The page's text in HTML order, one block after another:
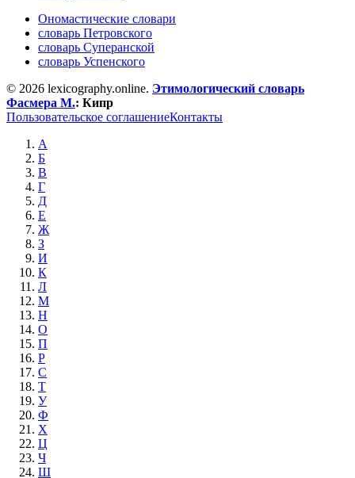
Ономастические словари
словарь Петровского
словарь Суперанской
словарь Успенского
© 2026 lexicography.online. Этимологический словарь
Фасмера М.: Кипр
Пользовательское соглашениеКонтакты
А
Б
В
Г
Д
Е
Ж
З
И
К
Л
М
Н
О
П
Р
С
Т
У
Ф
Х
Ц
Ч
Ш